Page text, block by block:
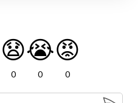
😧
0
😭
0
😡
0